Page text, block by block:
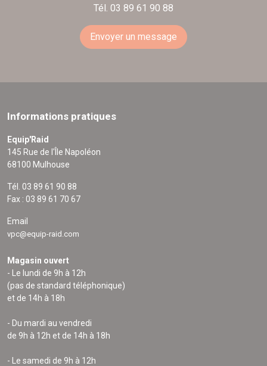
Tél. 03 89 61 90 88
Envoyer un message
Informations pratiques
Equip'Raid
145 Rue de l'Île Napoléon
68100 Mulhouse
Tél. 03 89 61 90 88
Fax : 03 89 61 70 67
Email
vpc@equip-raid.com
Magasin ouvert
- Le lundi de 9h à 12h
(pas de standard téléphonique)
et de 14h à 18h
- Du mardi au vendredi
de 9h à 12h et de 14h à 18h
- Le samedi de 9h à 12h